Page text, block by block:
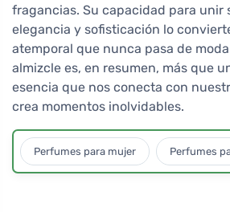
fragancias. Su capacidad para unir
elegancia y sofisticación lo
atemporal que nunca pasa de
almizcle es, en resumen, más que
esencia que nos conecta con
crea momentos inolvidables.
Perfumes para mujer Perfumes